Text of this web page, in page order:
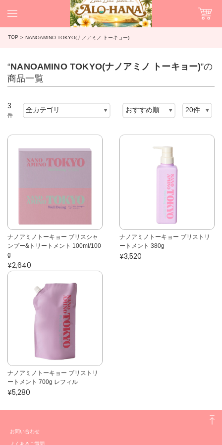
TOP NANOAMINO TOKYO(ナノアミノ トーキョー)
“NANOAMINO TOKYO(ナノアミノ トーキョー)”の
商品一覧
3
件
ナノアミノトーキョー ブリスシャ
ンプー&トリートメント 100ml/100
g
¥2,640
ナノアミノトーキョー ブリストリ
ートメント 380g
¥3,520
ナノアミノトーキョー ブリストリ
ートメント 700g レフィル
¥5,280
お問い合わせ
よくあるご質問